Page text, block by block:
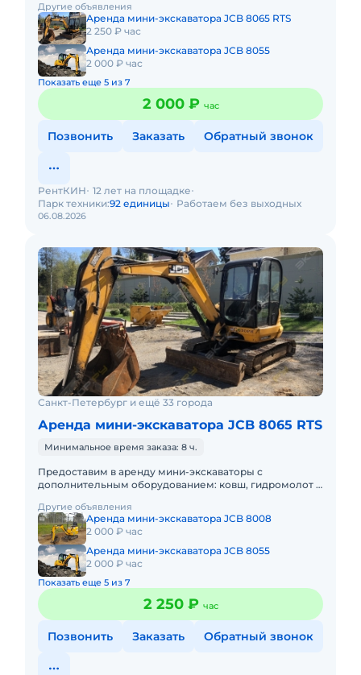
доставка эвакуатором о
Другие объявления
Аренда мини-экскаватора JCB 8065 RTS
2 250 ₽ час
Аренда мини-экскаватора JCB 8055
2 000 ₽ час
Показать еще 5 из 7
2 000 ₽ час
Позвонить Заказать Обратный звонок
06.08.2026
РентКИН 12 лет на площадке
Парк техники:92 единицы Работаем без выходных
Санкт-Петербург и ещё 33 города
Аренда мини-экскаватора JCB 8065 RTS
Минимальное время заказа: 8 ч.
Предоставим в аренду мини-экскаваторы с
дополнительным оборудованием: ковш, гидромолот и
часов работы + 1 час
Другие объявления
Аренда мини-экскаватора JCB 8008
2 000 ₽ час
Аренда мини-экскаватора JCB 8055
2 000 ₽ час
Показать еще 5 из 7
2 250 ₽ час
Позвонить Заказать Обратный звонок